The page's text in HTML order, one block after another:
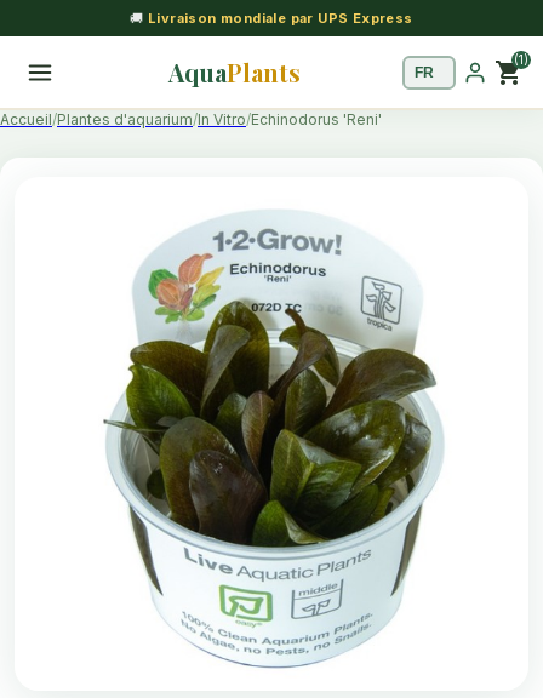
🚚 Livraison mondiale par UPS Express
AquaPlants shopping_cart(1)
Accueil Plantes d'aquarium In Vitro Echinodorus 'Reni'